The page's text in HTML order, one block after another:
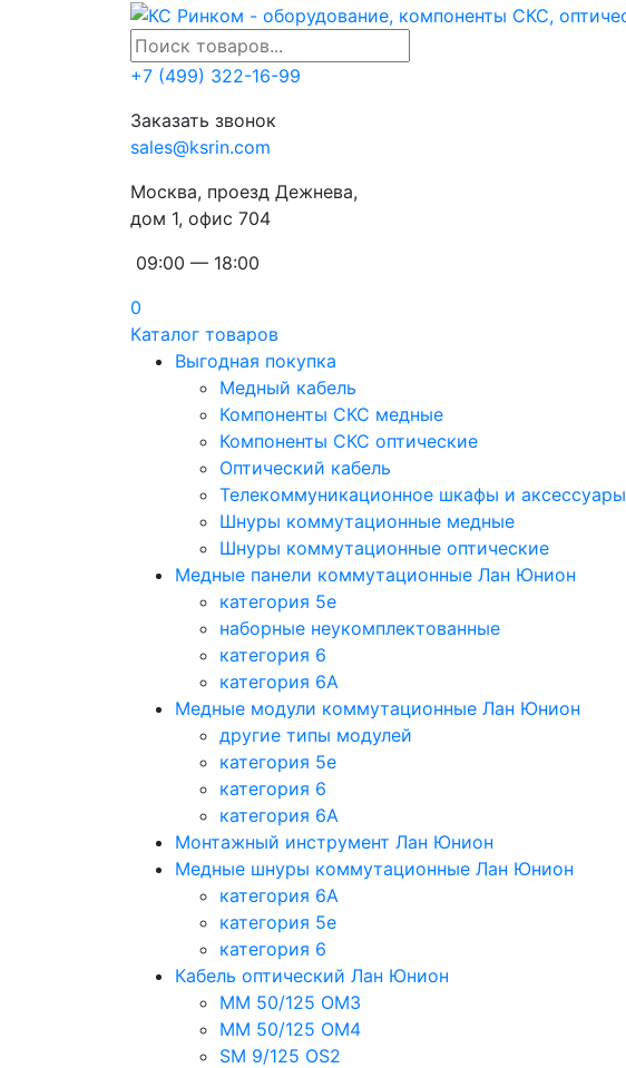
+7 (499) 322-16-99
Заказать звонок
sales@ksrin.com
Москва, проезд Дежнева,
дом 1, офис 704
09:00 — 18:00
0
Каталог товаров
Выгодная покупка
Медный кабель
Компоненты СКС медные
Компоненты СКС оптические
Оптический кабель
Телекоммуникационное шкафы и аксессуары
Шнуры коммутационные медные
Шнуры коммутационные оптические
Медные панели коммутационные Лан Юнион
категория 5e
наборные неукомплектованные
категория 6
категория 6A
Медные модули коммутационные Лан Юнион
другие типы модулей
категория 5е
категория 6
категория 6A
Монтажный инструмент Лан Юнион
Медные шнуры коммутационные Лан Юнион
категория 6A
категория 5e
категория 6
Кабель оптический Лан Юнион
MM 50/125 OM3
MM 50/125 OM4
SM 9/125 OS2